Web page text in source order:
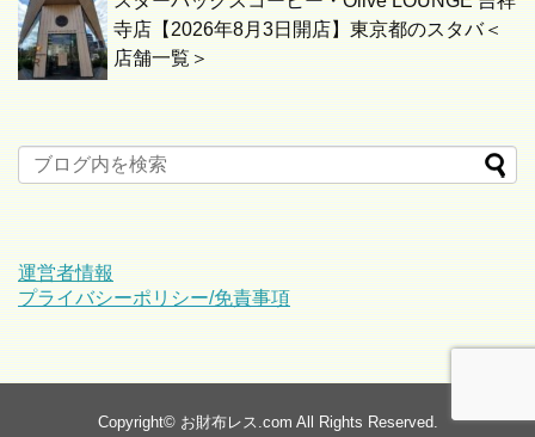
寺店【2026年8月3日開店】東京都のスタバ＜
店舗一覧＞
運営者情報
プライバシーポリシー/免責事項
Copyright© お財布レス.com All Rights Reserved.